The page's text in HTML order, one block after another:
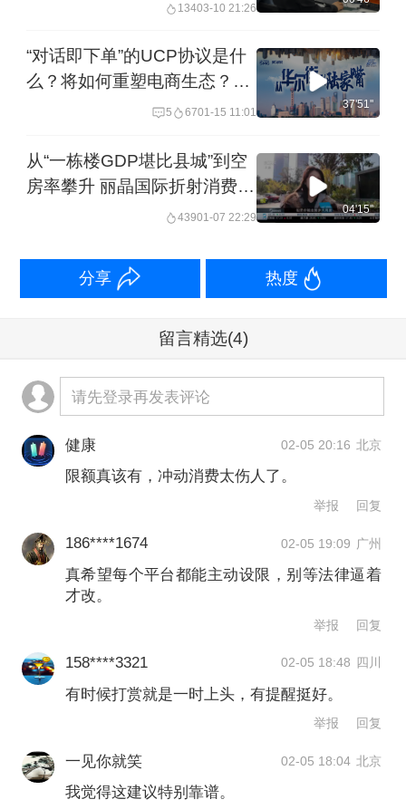
心隐私泄露｜一探
13403-10 21:26
“对话即下单”的UCP协议是什
么？将如何重塑电商生态？美
国放宽英伟达H200芯片出口
街到陆家嘴
5 6701-15 11:01
37'51''
从“一栋楼GDP堪比县城”到空
房率攀升 丽晶国际折射消费流
43901-07 22:29
04'15''
分享 热度
留言精选(4)
请先登录再发表评论
健康 02-05 20:16 北京
限额真该有，冲动消费太伤人了。
举报 回复
186****1674 02-05 19:09 广州
真希望每个平台都能主动设限，别等法律逼着
才改。
举报 回复
158****3321 02-05 18:48 四川
有时候打赏就是一时上头，有提醒挺好。
举报 回复
一见你就笑 02-05 18:04 北京
我觉得这建议特别靠谱。